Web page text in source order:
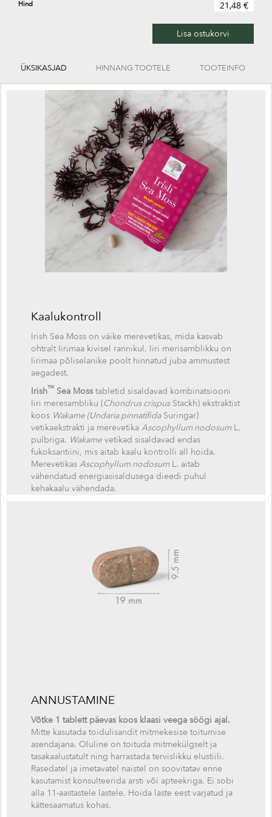
Hind 21,48 €
Lisa ostukorvi
ÜKSIKASJAD HINNANG TOOTELE TOOTEINFO
Kaalukontroll
Irish Sea Moss on väike merevetikas, mida kasvab
ohtralt Iirimaa kivisel rannikul. Iiri merisamblikku on
Iirimaa põliselanike poolt hinnatud juba ammustest
aegadest.
Irish™ Sea Moss tabletid sisaldavad kombinatsiooni
Iiri meresambliku (Chondrus crispusStackh) ekstraktist
koos Wakame (Undaria pinnatifidaSuringar)
vetikaekstrakti ja merevetika Ascophyllum nodosum L.
pulbriga. Wakame vetikad sisaldavad endas
fukoksantiini, mis aitab kaalu kontrolli all hoida.
Merevetikas Ascophyllum nodosum L. aitab
vähendatud energiasisaldusega dieedi puhul
kehakaalu vähendada.
ANNUSTAMINE
Võtke 1 tablett päevas koos klaasi veega söögi ajal.
Mitte kasutada toidulisandit mitmekesise toitumise
asendajana. Oluline on toituda mitmekülgselt ja
tasakaalustatult ning harrastada tervislikku elustiili.
Rasedatel ja imetavatel naistel on soovitatav enne
kasutamist konsulteerida arsti või apteekriga. Ei sobi
alla 11-aastastele lastele. Hoida laste eest varjatud ja
kättesaamatus kohas.